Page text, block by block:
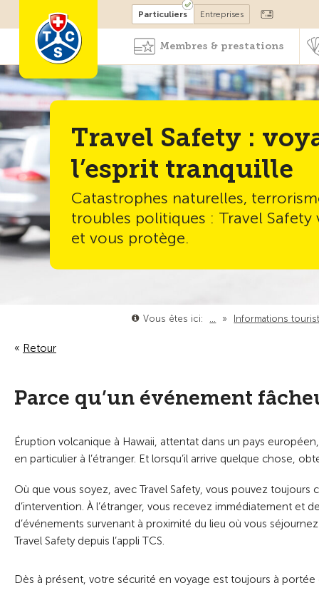
Devenir membre
Particuliers Entreprises
Membres & prestations
Travel Safety :
l’esprit tranquille
Catastrophes naturelles,
troubles politiques : Travel
et vous protège.
Vous êtes ici: … » Informations
Retour
Parce qu’un événement
Éruption volcanique à Hawaii, attentat dans un pays
en particulier à l’étranger. Et lorsqu’il arrive quelque chose,
Où que vous soyez, avec Travel Safety, vous pouvez
d’intervention. À l’étranger, vous recevez immédiatement et
d’événements survenant à proximité du lieu où vous
Travel Safety depuis l’appli TCS.
Dès à présent, votre sécurité en voyage est toujours à portée